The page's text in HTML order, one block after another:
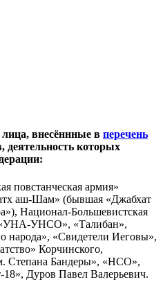
внесённные в перечень
деятельность которых
повстанческая армия»
аш-Шам» (бывшая «Джабхат
Национал-Большевистская
УНСО», «Талибан»,
народа», «Свидетели Иеговы»,
Корчинского,
Степана Бандеры», «НСО»,
Дуров Павел Валерьевич.